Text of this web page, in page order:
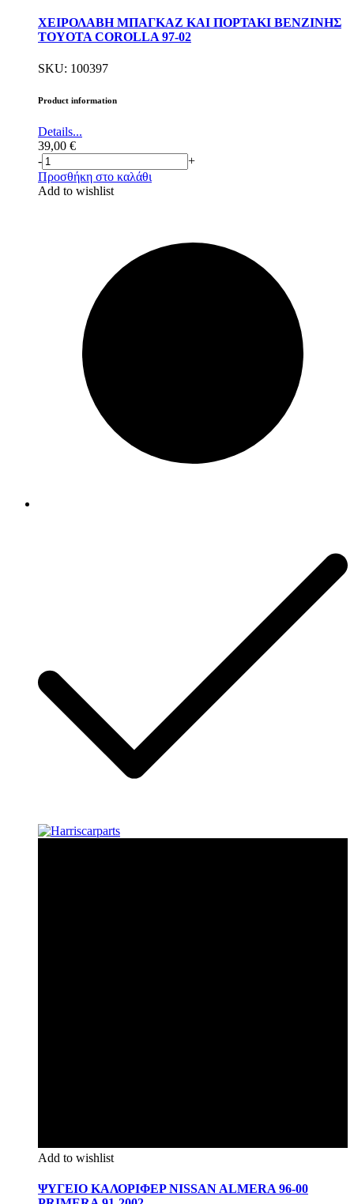
ΧΕΙΡΟΛΑΒΗ ΜΠΑΓΚΑΖ ΚΑΙ ΠΟΡΤΑΚΙ ΒΕΝΖΙΝΗΣ
TOYOTA COROLLA 97-02
SKU: 100397
Product information
Details...
39,00 €
-
+
Προσθήκη στο καλάθι
Add to wishlist
Add to wishlist
ΨΥΓΕΙΟ ΚΑΛΟΡΙΦΕΡ NISSAN ALMERA 96-00